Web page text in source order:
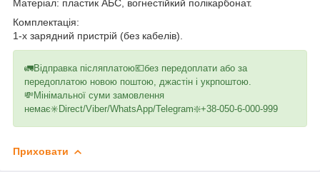
Матеріал: пластик АБС, вогнестійкий полікарбонат.
Комплектація:
1-х зарядний пристрій (без кабелів).
🚛Відправка післяплатою💶без передоплати або за
передоплатою новою поштою, джастін і укрпоштою.
💸Мінімальної суми замовлення
немає✳️Direct/Viber/WhatsApp/Telegram❇️+38-050-6-000-999
Приховати